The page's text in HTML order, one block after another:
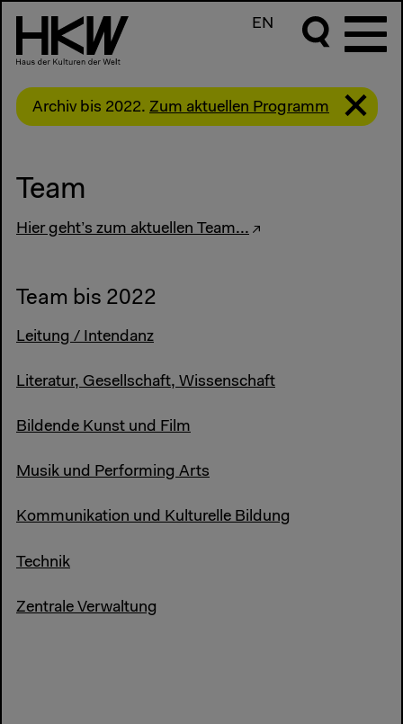
EN
Archiv bis 2022. Zum aktuellen Programm
Team
Hier geht’s zum aktuellen Team...
Team bis 2022
Leitung / Intendanz
Literatur, Gesellschaft, Wissenschaft
Bildende Kunst und Film
Musik und Performing Arts
Kommunikation und Kulturelle Bildung
Technik
Zentrale Verwaltung